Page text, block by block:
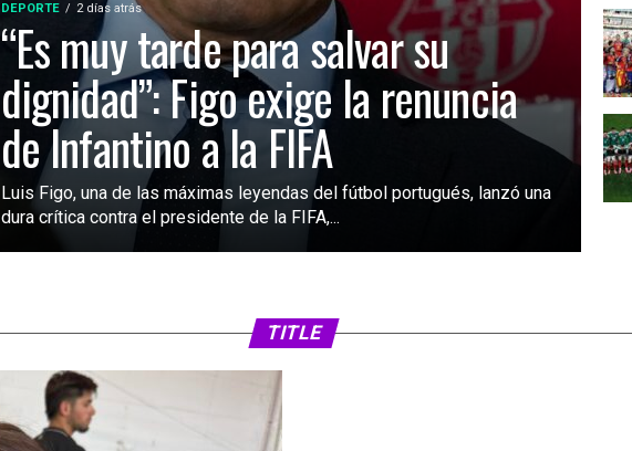
DEPORTE 2 días atrás
“Es muy tarde para salvar su
dignidad”: Figo exige la renuncia
de Infantino a la FIFA
Luis Figo, una de las máximas leyendas del fútbol portugués, lanzó una
dura crítica contra el presidente de la FIFA,...
TITLE2030 a 64 selecciones